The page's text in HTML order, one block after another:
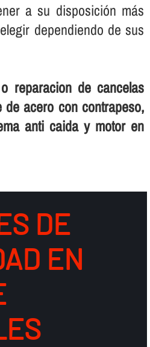
a su disposición más
dependiendo de sus
reparacion de cancelas
acero con contrapeso,
anti caida y motor en
DE
EN